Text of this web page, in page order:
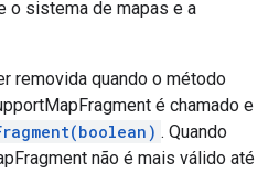
o sistema de mapas e a
removida quando o método
é chamado e
. Quando
não é mais válido até